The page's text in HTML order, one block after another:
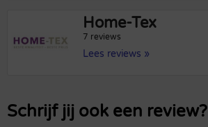
Home-Tex
7 reviews
Lees reviews »
Schrijf jij ook een review?